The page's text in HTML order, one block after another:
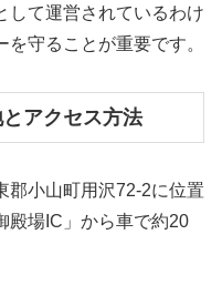
して運営されているわけ
守ることが重要です。
アクセス方法
郡小山町用沢72-2に位置
殿場IC」から車で約20